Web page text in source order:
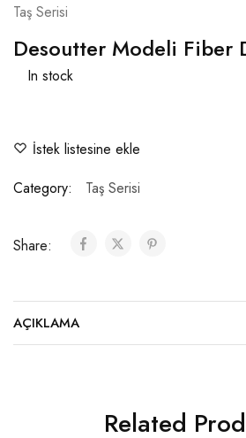
Taş Serisi
Desoutter Modeli Fiber
In stock
İstek listesine ekle
Category:
Taş Serisi
Share:
AÇIKLAMA
Related